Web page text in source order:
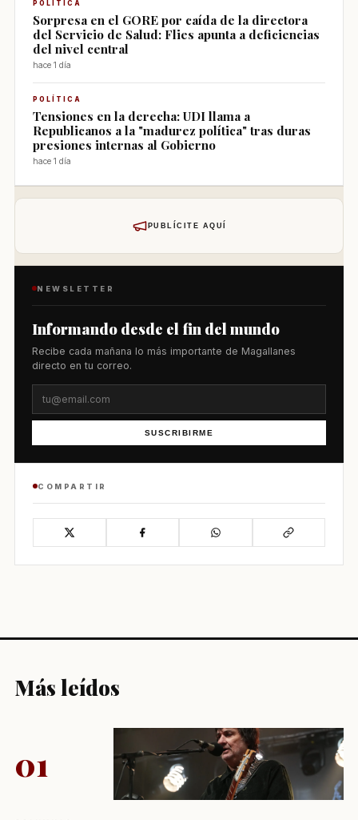
POLÍTICA
Sorpresa en el GORE por caída de la directora
del Servicio de Salud: Flies apunta a deficiencias
del nivel central
hace 1 día
POLÍTICA
Tensiones en la derecha: UDI llama a
Republicanos a la "madurez política" tras duras
presiones internas al Gobierno
hace 1 día
PUBLÍCITE AQUÍ
NEWSLETTER
Informando desde el fin del mundo
Recibe cada mañana lo más importante de Magallanes
directo en tu correo.
SUSCRIBIRME
COMPARTIR
Más leídos
01